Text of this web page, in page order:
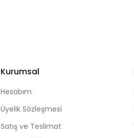
Kurumsal
Hesabım
Üyelik Sözleşmesi
Satış ve Teslimat